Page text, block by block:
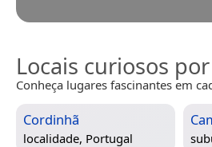
Locais curiosos
Conheça lugares fascinantes em
Cordinhã
localidade, Portugal